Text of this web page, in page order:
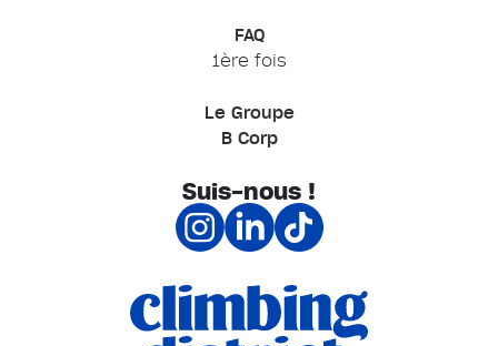
FAQ
1ère fois
Le Groupe
B Corp
Suis-nous !